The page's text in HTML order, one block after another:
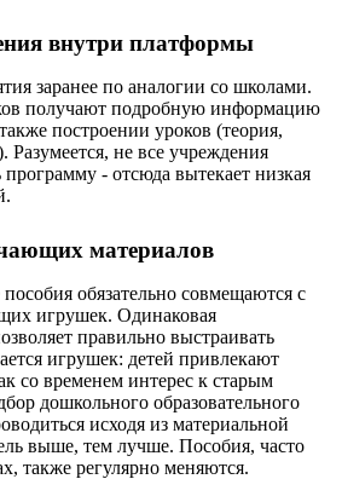
внутри платформы
заранее по аналогии со школами.
получают подробную информацию
построении уроков (теория,
Разумеется, не все учреждения
- отсюда вытекает низкая
материалов
обязательно совмещаются с
игрушек. Одинаковая
правильно выстраивать
игрушек: детей привлекают
со временем интерес к старым
дошкольного образовательного
исходя из материальной
выше, тем лучше. Пособия, часто
также регулярно меняются.